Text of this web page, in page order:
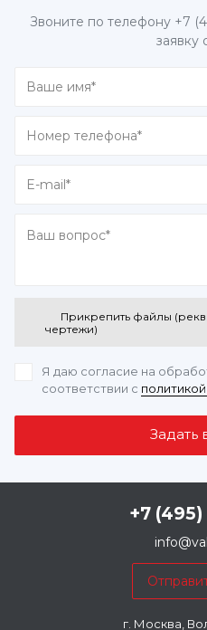
Звоните по телефону +7
заявку
Прикрепить файлы
чертежи)
Я даю согласие на
соответствии с
+7
г. Москва,